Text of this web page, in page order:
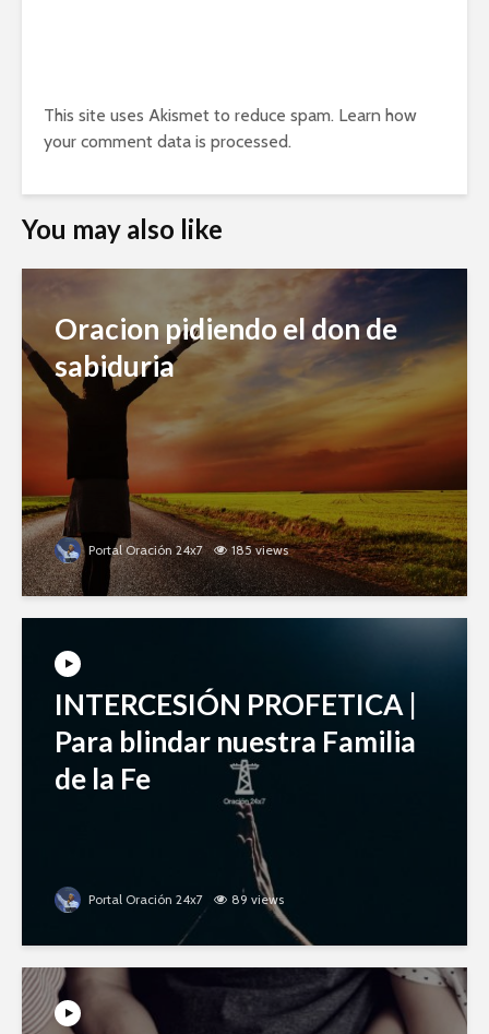
This site uses Akismet to reduce spam. Learn how
your comment data is processed.
You may also like
Oracion pidiendo el don de
sabiduria
Portal Oración 24x7 185 views
INTERCESIÓN PROFETICA |
Para blindar nuestra Familia
de la Fe
Portal Oración 24x7 89 views